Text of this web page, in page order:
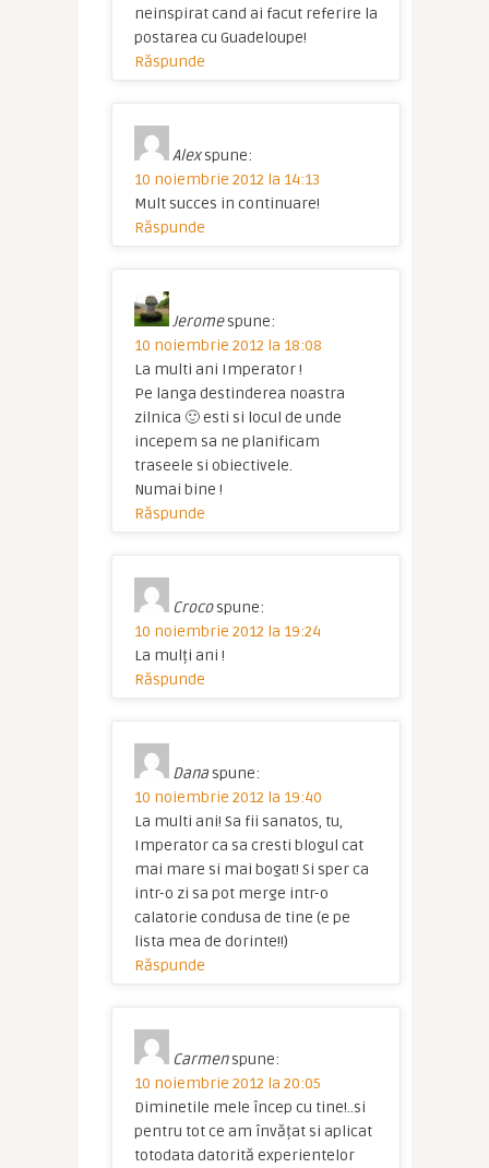
neinspirat cand ai facut referire la
postarea cu Guadeloupe!
Răspunde
Alex spune:
10 noiembrie 2012 la 14:13
Mult succes in continuare!
Răspunde
Jerome spune:
10 noiembrie 2012 la 18:08
La multi ani Imperator !
Pe langa destinderea noastra
zilnica 🙂 esti si locul de unde
incepem sa ne planificam
traseele si obiectivele.
Numai bine !
Răspunde
Croco spune:
10 noiembrie 2012 la 19:24
La mulți ani !
Răspunde
Dana spune:
10 noiembrie 2012 la 19:40
La multi ani! Sa fii sanatos, tu,
Imperator ca sa cresti blogul cat
mai mare si mai bogat! Si sper ca
intr-o zi sa pot merge intr-o
calatorie condusa de tine (e pe
lista mea de dorinte!!)
Răspunde
Carmen spune:
10 noiembrie 2012 la 20:05
Diminetile mele încep cu tine!..si
pentru tot ce am învățat si aplicat
totodata datorită experientelor